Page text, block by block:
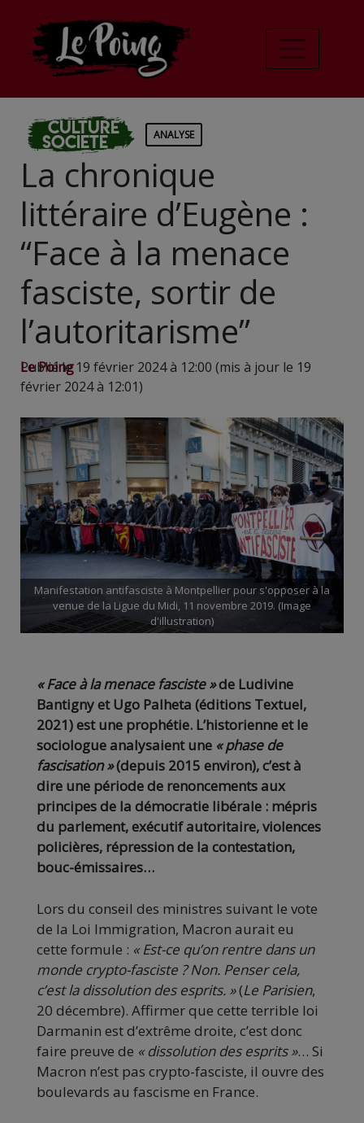
Culture
Societe ANALYSE
La chronique
littéraire d’Eugène :
“Face à la menace
fasciste, sortir de
l’autoritarisme”
Le Poing
Publié le 19 février 2024 à 12:00 (mis à jour le 19
février 2024 à 12:01)
Manifestation antifasciste à Montpellier pour s'opposer à la
venue de la Ligue du Midi, 11 novembre 2019. (Image
d'illustration)
« Face à la menace fasciste »de Ludivine
Bantigny et Ugo Palheta (éditions Textuel,
2021) est une prophétie. L’historienne et le
sociologue analysaient une « phase de
fascisation »(depuis 2015 environ), c’est à
dire une période de renoncements aux
principes de la démocratie libérale : mépris
du parlement, exécutif autoritaire, violences
policières, répression de la contestation,
bouc-émissaires…
Lors du conseil des ministres suivant le vote
de la Loi Immigration, Macron aurait eu
cette formule : « Est-ce qu’on rentre dans un
monde crypto-fasciste ? Non. Penser cela,
c’est la dissolution des esprits. »(Le Parisien,
20 décembre). Affirmer que cette terrible loi
Darmanin est d’extrême droite, c’est donc
faire preuve de « dissolution des esprits »… Si
Macron n’est pas crypto-fasciste, il ouvre des
boulevards au fascisme en France.